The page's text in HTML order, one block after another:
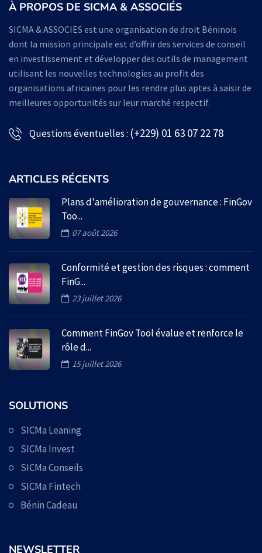
À PROPOS DE SICMA & ASSOCIÉS
SICMA & ASSOCIES est une organisation de droit Béninois
dont la mission principale est d’offrir des services de conseil
en investissement et développer des outils de management
utilisant les nouvelles technologies au profit des
organisations africaines pour les rendre plus aptes à saisir de
meilleures opportunités sur leur marché respectif.
Questions éventuelles : (+229) 01 63 07 22 78
ARTICLES RÉCENTS
Plans d'amélioration de gouvernance : FinGov
Too...
07 août 2026
Conformité et gestion des risques : comment
FinG...
23 juillet 2026
Comment FinGov Tool évalue et renforce le
rôle d...
15 juillet 2026
SOLUTIONS
SICMa Leaning
SICMa Invest
SICMa Conseils
SICMa Fintech
Bénin Cadeau
NEWSLETTER